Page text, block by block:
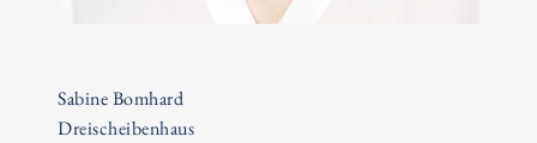
Sabine Bomhard
Dreischeibenhaus